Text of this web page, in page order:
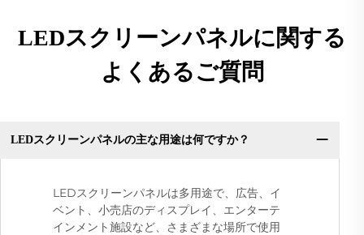
LEDスクリーンパネルに関する
よくあるご質問
LEDスクリーンパネルの主な用途は何ですか？
LEDスクリーンパネルは多用途で、広告、イ
ベント、小売店のディスプレイ、エンターテ
インメント施設など、さまざまな場所で使用